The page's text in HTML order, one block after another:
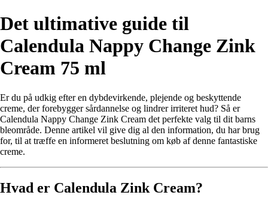
Det ultimative guide til
Calendula Nappy Change Zink
Cream 75 ml
Er du på udkig efter en dybdevirkende, plejende og beskyttende
creme, der forebygger sårdannelse og lindrer irriteret hud? Så er
Calendula Nappy Change Zink Cream det perfekte valg til dit barns
bleområde. Denne artikel vil give dig al den information, du har brug
for, til at træffe en informeret beslutning om køb af denne fantastiske
creme.
Hvad er Calendula Zink Cream?